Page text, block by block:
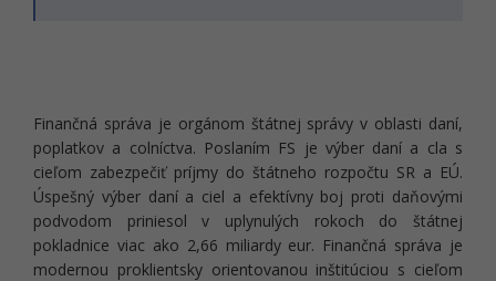
Finančná správa je orgánom štátnej správy v oblasti daní,
poplatkov a colníctva. Poslaním FS je výber daní a cla s
cieľom zabezpečiť príjmy do štátneho rozpočtu SR a EÚ.
Úspešný výber daní a ciel a efektívny boj proti daňovými
podvodom priniesol v uplynulých rokoch do štátnej
pokladnice viac ako 2,66 miliardy eur. Finančná správa je
modernou proklientsky orientovanou inštitúciou s cieľom